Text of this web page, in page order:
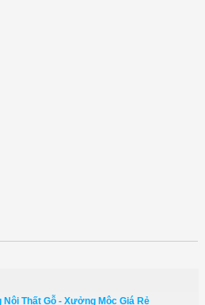
Thất Gỗ - Xưởng Mộc Giá Rẻ